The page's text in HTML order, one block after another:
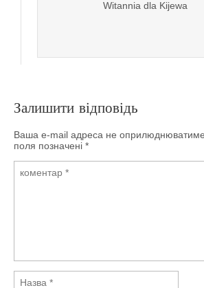
Witannia dla Kijewa
Залишити відповідь
Ваша e-mail адреса не
поля позначені *